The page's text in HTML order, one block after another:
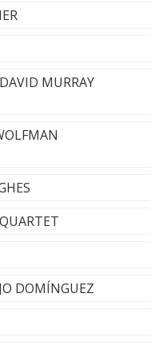
MURRAY
DOMÍNGUEZ